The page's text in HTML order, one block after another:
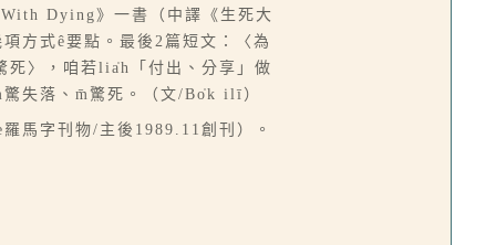
Dying》一書（中譯《生死大
方式ê要點。最後2篇短文：〈為
死〉，咱若lia̍h「付出、分享」做
失落、m̄驚死。（文/Bo̍k ilī）
字刊物/主後1989.11創刊）。